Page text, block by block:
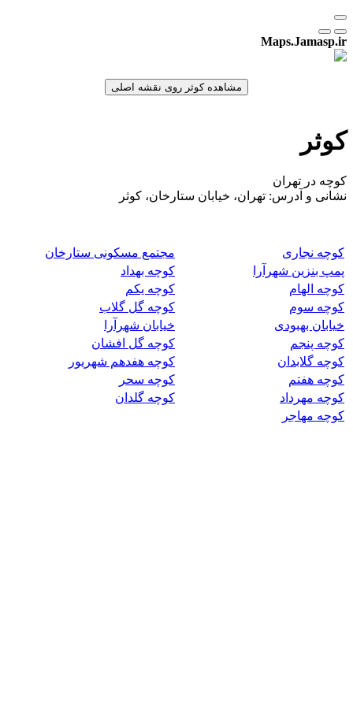
Maps.Jamasp.ir
کوثر
کوچه در تهران
نشانی و آدرس: تهران، خیابان ستارخان، کوثر
کوچه نجاری
مجتمع مسکونی ستارخان
پمپ بنزین شهرآرا
کوچه بهداد
کوچه الهام
کوچه یکم
کوچه سوم
کوچه گل گلاب
خیابان بهبودی
خیابان شهرآرا
کوچه پنجم
کوچه گل افشان
کوچه گلابدان
کوچه هفدهم شهریور
کوچه هفتم
کوچه سحر
کوچه مهرداد
کوچه گلدان
کوچه مهاجر